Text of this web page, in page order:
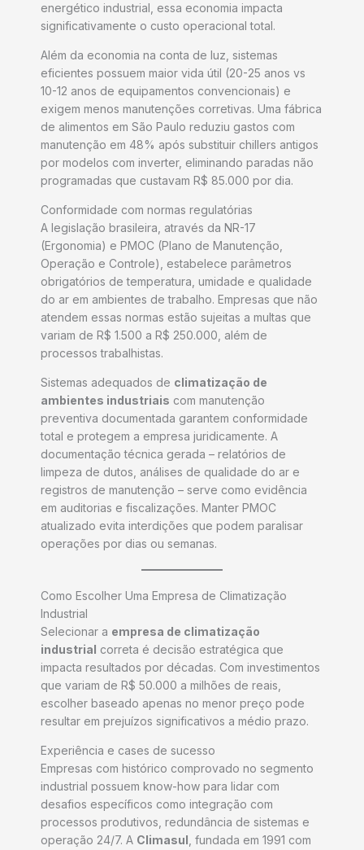
energético industrial, essa economia impacta
significativamente o custo operacional total.
Além da economia na conta de luz, sistemas
eficientes possuem maior vida útil (20-25 anos vs
10-12 anos de equipamentos convencionais) e
exigem menos manutenções corretivas. Uma fábrica
de alimentos em São Paulo reduziu gastos com
manutenção em 48% após substituir chillers antigos
por modelos com inverter, eliminando paradas não
programadas que custavam R$ 85.000 por dia.
Conformidade com normas regulatórias
A legislação brasileira, através da NR-17
(Ergonomia) e PMOC (Plano de Manutenção,
Operação e Controle), estabelece parâmetros
obrigatórios de temperatura, umidade e qualidade
do ar em ambientes de trabalho. Empresas que não
atendem essas normas estão sujeitas a multas que
variam de R$ 1.500 a R$ 250.000, além de
processos trabalhistas.
Sistemas adequados de climatização de
ambientes industriais com manutenção
preventiva documentada garantem conformidade
total e protegem a empresa juridicamente. A
documentação técnica gerada – relatórios de
limpeza de dutos, análises de qualidade do ar e
registros de manutenção – serve como evidência
em auditorias e fiscalizações. Manter PMOC
atualizado evita interdições que podem paralisar
operações por dias ou semanas.
Como Escolher Uma Empresa de Climatização
Industrial
Selecionar a empresa de climatização
industrial correta é decisão estratégica que
impacta resultados por décadas. Com investimentos
que variam de R$ 50.000 a milhões de reais,
escolher baseado apenas no menor preço pode
resultar em prejuízos significativos a médio prazo.
Experiência e cases de sucesso
Empresas com histórico comprovado no segmento
industrial possuem know-how para lidar com
desafios específicos como integração com
processos produtivos, redundância de sistemas e
operação 24/7. A Climasul , fundada em 1991 com